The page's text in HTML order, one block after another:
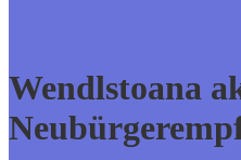
Wendlstoana